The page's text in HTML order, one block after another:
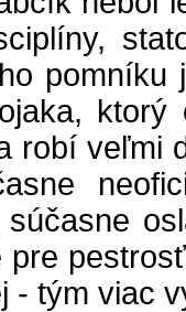
pomníku
robí veľmi
- tým viac